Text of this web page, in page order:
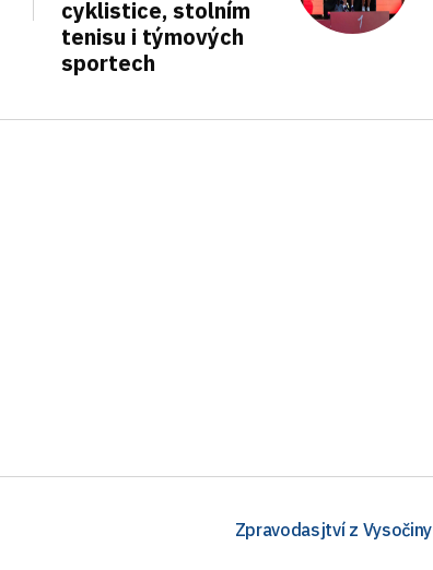
cyklistice, stolním
tenisu i týmových
sportech
Zpravodasjtví z Vysočiny